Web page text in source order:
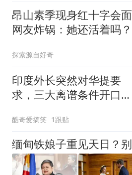
昂山素季现身红十字会面
网友炸锅：她还活着吗？
探索源自好奇
印度外长突然对华提要
求，三大离谱条件开口，
酷奇爱搞笑 1跟贴